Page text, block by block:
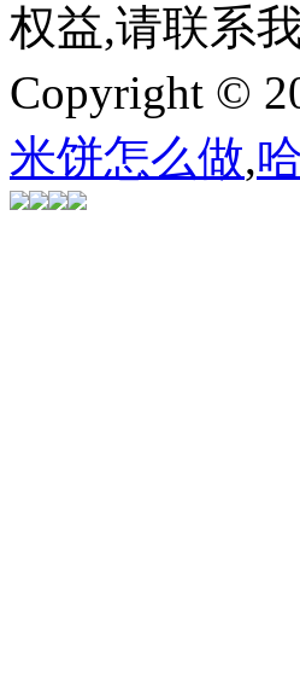
权益,请联系
Copyright ©
米饼怎么做,